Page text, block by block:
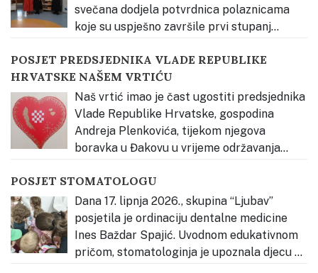
svečana dodjela potvrdnica polaznicama
koje su uspješno završile prvi stupanj
Montessori pedagogije – Kateheza Dobroga Pastira.
Svečanost je otvorena glazbenim nastupom djece,
nakon čega je okupljene pozdravila s. Estera Radičević,
predstavnica Osnivača Dječjeg…
POSJET PREDSJEDNIKA VLADE REPUBLIKE
HRVATSKE NAŠEM VRTIĆU
Naš vrtić imao je čast ugostiti predsjednika
Vlade Republike Hrvatske, gospodina
Andreja Plenkovića, tijekom njegova
boravka u Đakovu u vrijeme održavanja
pjesmom te mu uručila prigodan poklon – dječji rad
izrađen povodom Đakovačkih vezova, kao znak
dobrodošlice i ljubavi prema našem gradu, Slavoniji…
POSJET STOMATOLOGU
Dana 17. lipnja 2026., skupina “Ljubav”
posjetila je ordinaciju dentalne medicine
Ines Baždar Spajić. Uvodnom edukativnom
pričom, stomatologinja je upoznala djecu sa